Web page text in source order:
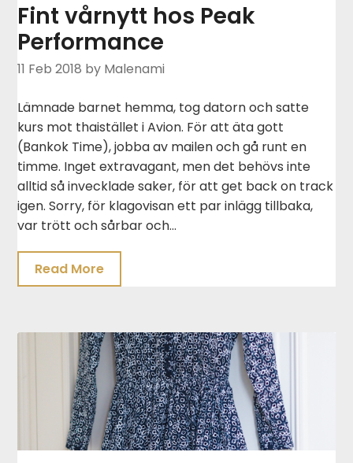
Fint vårnytt hos Peak
Performance
11 Feb 2018 by Malenami
Lämnade barnet hemma, tog datorn och satte
kurs mot thaistället i Avion. För att äta gott
(Bankok Time), jobba av mailen och gå runt en
timme. Inget extravagant, men det behövs inte
alltid så invecklade saker, för att get back on track
igen. Sorry, för klagovisan ett par inlägg tillbaka,
var trött och sårbar och…
Read More